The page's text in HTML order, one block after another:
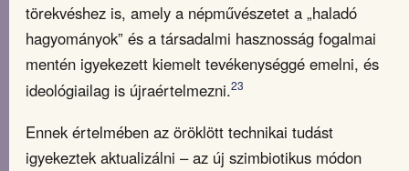
törekvéshez is, amely a népművészetet a „haladó
hagyományok” és a társadalmi hasznosság fogalmai
mentén igyekezett kiemelt tevékenységgé emelni, és
ideológiailag is újraértelmezni.23
Ennek értelmében az öröklött technikai tudást
igyekeztek aktualizálni – az új szimbiotikus módon